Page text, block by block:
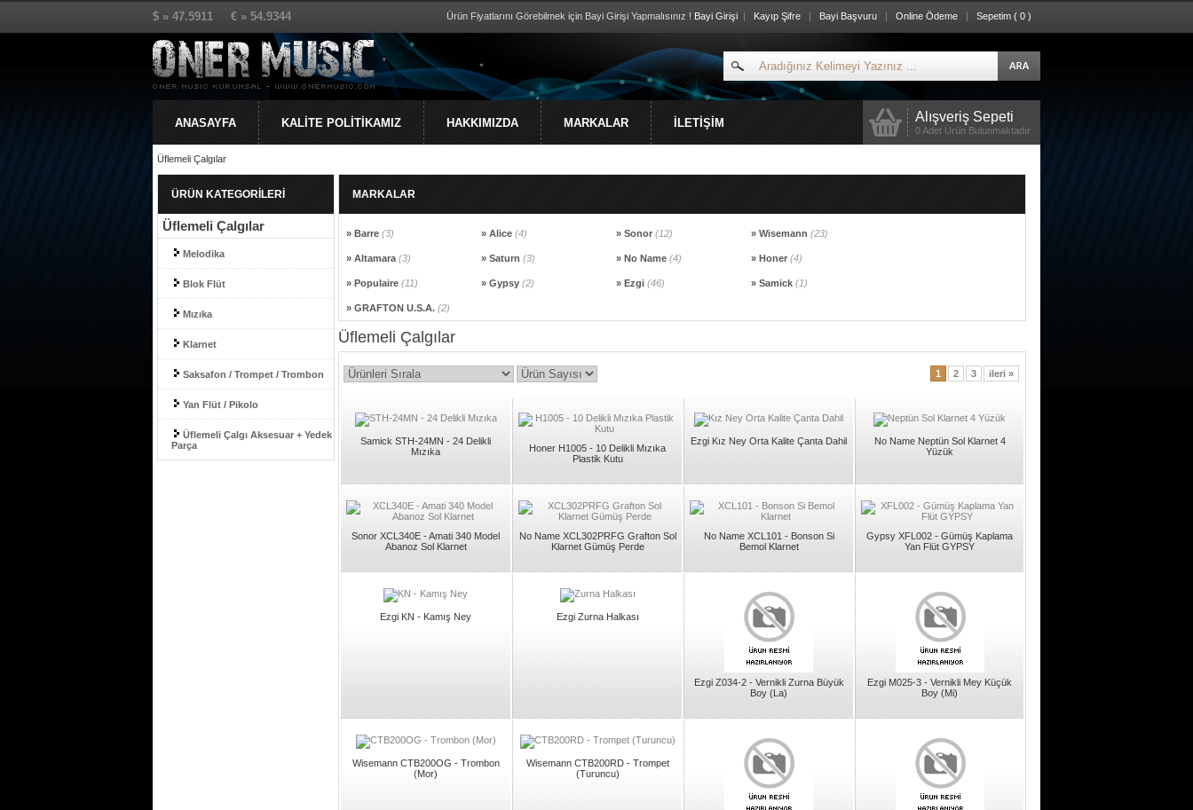
$ » 47.5911 € » 54.9344 Ürün Fiyatlarını Görebilmek için Bayi Girişi Yapmalısınız ! Bayi Girişi | Kayıp Şifre | Bayi Başvuru | Online Ödeme | Sepetim ( 0 )
ANASAYFA KALİTE POLİTİKAMIZ HAKKIMIZDA MARKALAR İLETİŞİM Alışveriş Sepeti
0 Adet Ürün Bulunmaktadır
Üflemeli Çalgılar
ÜRÜN KATEGORİLERİ
Üflemeli Çalgılar
Melodika
Blok Flüt
Mızıka
Klarnet
Saksafon / Trompet / Trombon
Yan Flüt / Pikolo
Üflemeli Çalgı Aksesuar + Yedek
Parça
MARKALAR
» Barre (3) » Alice (4) » Sonor (12) » Wisemann (23)
» Altamara (3) » Saturn (3) » No Name (4) » Honer (4)
» Populaire (11) » Gypsy (2) » Ezgi (46) » Samick (1)
» GRAFTON U.S.A. (2)
Üflemeli Çalgılar
1 2 3 ileri »
Samick STH-24MN - 24 Delikli
Mızıka
Honer H1005 - 10 Delikli Mızıka
Plastik Kutu
Ezgi Kız Ney Orta Kalite Çanta Dahil
No Name Neptün Sol Klarnet 4
Yüzük
Sonor XCL340E - Amati 340 Model
Abanoz Sol Klarnet
No Name XCL302PRFG Grafton Sol
Klarnet Gümüş Perde
No Name XCL101 - Bonson Si
Bemol Klarnet
Gypsy XFL002 - Gümüş Kaplama
Yan Flüt GYPSY
Ezgi KN - Kamış Ney Ezgi Zurna Halkası
Ezgi Z034-2 - Vernikli Zurna Büyük
Boy (La)
Ezgi M025-3 - Vernikli Mey Küçük
Boy (Mi)
Wisemann CTB200OG - Trombon
(Mor)
Wisemann CTB200RD - Trompet
(Turuncu)